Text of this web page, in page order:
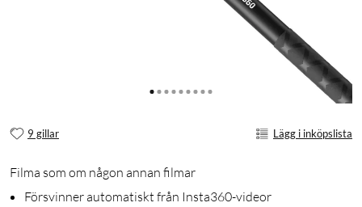
9 gillar Lägg i inköpslista
Filma som om någon annan filmar
Försvinner automatiskt från Insta360-videor